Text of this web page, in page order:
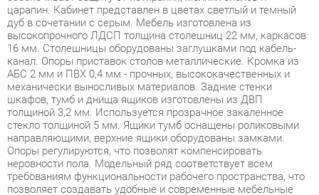
канал. Опоры приставок столов металлические. Кромка из
АБС 2 мм и ПВХ 0,4 мм - прочных, высококачественных и
механически выносливых материалов. Задние стенки
шкафов, тумб и днища ящиков изготовлены из ДВП
толщиной 3,2 мм. Используется прозрачное закаленное
стекло толщиной 5 мм. Ящики тумб оснащены роликовыми
направляющими, верхние ящики оборудованы замками.
Опоры регулируются, что позволят компенсировать
неровности пола. Модельный ряд соответствует всем
требованиям функциональности рабочего пространства, что
позволяет создавать удобные и современные мебельные
композиции различного функционала. Модульная
конструкция позволяет собирать уникальные комплекты, что
очень удобно, особенно если мебель будет размещаться в
помещении с нестандартной планировкой. Элегантная